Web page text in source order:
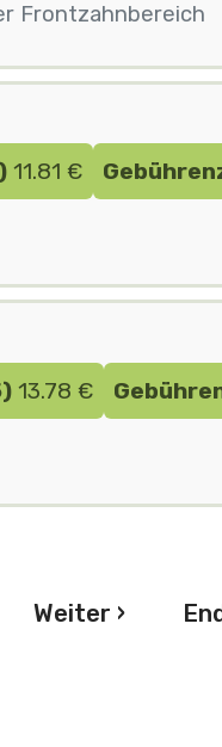
Frontzahnbereich
11.81 €
13.78 €
Weiter ›Nächste